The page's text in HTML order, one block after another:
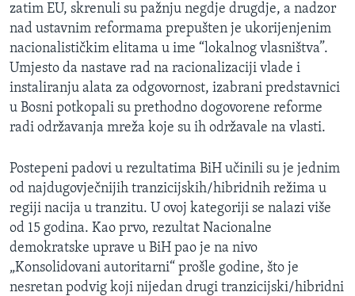
zatim EU, skrenuli su pažnju negdje drugdje, a nadzor
nad ustavnim reformama prepušten je ukorijenjenim
nacionalističkim elitama u ime “lokalnog vlasništva”.
Umjesto da nastave rad na racionalizaciji vlade i
instaliranju alata za odgovornost, izabrani predstavnici
u Bosni potkopali su prethodno dogovorene reforme
radi održavanja mreža koje su ih održavale na vlasti.
Postepeni padovi u rezultatima BiH učinili su je jednim
od najdugovječnijih tranzicijskih/hibridnih režima u
regiji nacija u tranzitu. U ovoj kategoriji se nalazi više
od 15 godina. Kao prvo, rezultat Nacionalne
demokratske uprave u BiH pao je na nivo
„Konsolidovani autoritarni“ prošle godine, što je
nesretan podvig koji nijedan drugi tranzicijski/hibridni